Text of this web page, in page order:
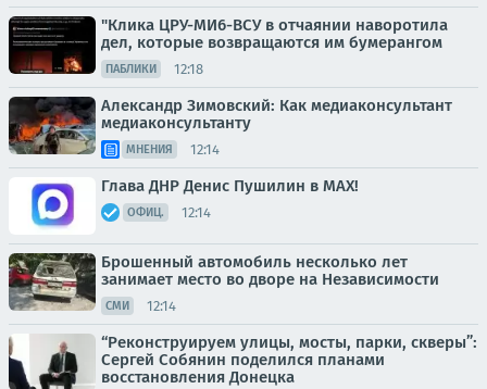
"Клика ЦРУ-МИ6-ВСУ в отчаянии наворотила
дел, которые возвращаются им бумерангом
ПАБЛИКИ 12:18
Александр Зимовский: Как медиаконсультант
медиаконсультанту
МНЕНИЯ 12:14
Глава ДНР Денис Пушилин в МАХ!
ОФИЦ. 12:14
Брошенный автомобиль несколько лет
занимает место во дворе на Независимости
СМИ 12:14
“Реконструируем улицы, мосты, парки, скверы”:
Сергей Собянин поделился планами
восстановления Донецка